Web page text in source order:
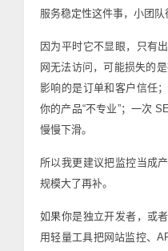
服务稳定性这件事，小团队
因为平时它不显眼，只有
网无法访问，可能损失的
影响的是订单和客户信任
你的产品“不专业”；一次
慢慢下滑。
所以我更建议把监控当成
规模大了再补。
如果你是独立开发者，或
用轻量工具把网站监控、